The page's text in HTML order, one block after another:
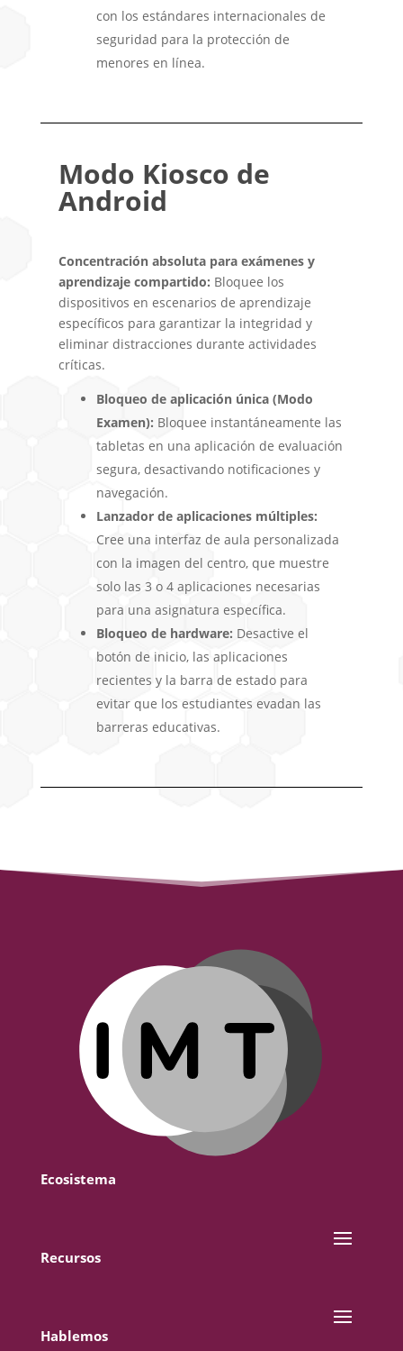
con los estándares internacionales de
seguridad para la protección de
menores en línea.
Modo Kiosco de
Android
Concentración absoluta para exámenes y
aprendizaje compartido: Bloquee los
dispositivos en escenarios de aprendizaje
específicos para garantizar la integridad y
eliminar distracciones durante actividades
críticas.
Bloqueo de aplicación única (Modo
Examen): Bloquee instantáneamente las
tabletas en una aplicación de evaluación
segura, desactivando notificaciones y
navegación.
Lanzador de aplicaciones múltiples:
Cree una interfaz de aula personalizada
con la imagen del centro, que muestre
solo las 3 o 4 aplicaciones necesarias
para una asignatura específica.
Bloqueo de hardware: Desactive el
botón de inicio, las aplicaciones
recientes y la barra de estado para
evitar que los estudiantes evadan las
barreras educativas.
Ecosistema
Recursos
Hablemos